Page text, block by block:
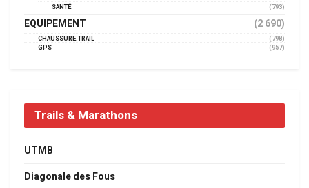
SANTÉ
(793)
EQUIPEMENT (2 690)
CHAUSSURE TRAIL
(798)
GPS
(957)
Trails & Marathons
UTMB
Diagonale des Fous